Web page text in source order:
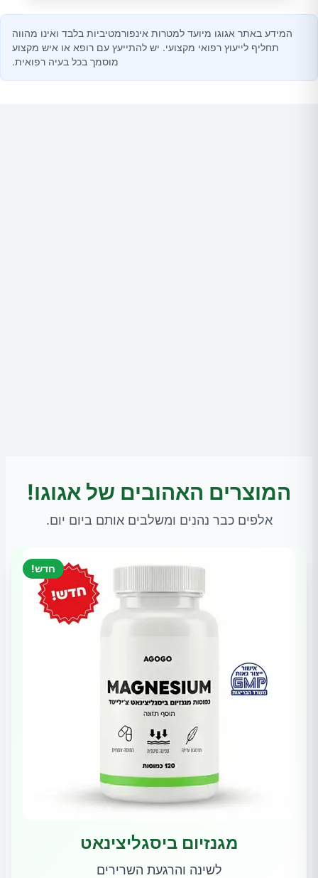
המידע באתר אגוגו מיועד למטרות אינפורמטיביות בלבד ואינו מהווה
תחליף לייעוץ רפואי מקצועי. יש להתייעץ עם רופא או איש מקצוע
מוסמך בכל בעיה רפואית.
המוצרים האהובים של אגוגו!
אלפים כבר נהנים ומשלבים אותם ביום יום.
חדש!
מגנזיום ביסגליצינאט
לשינה והרגעת השרירים